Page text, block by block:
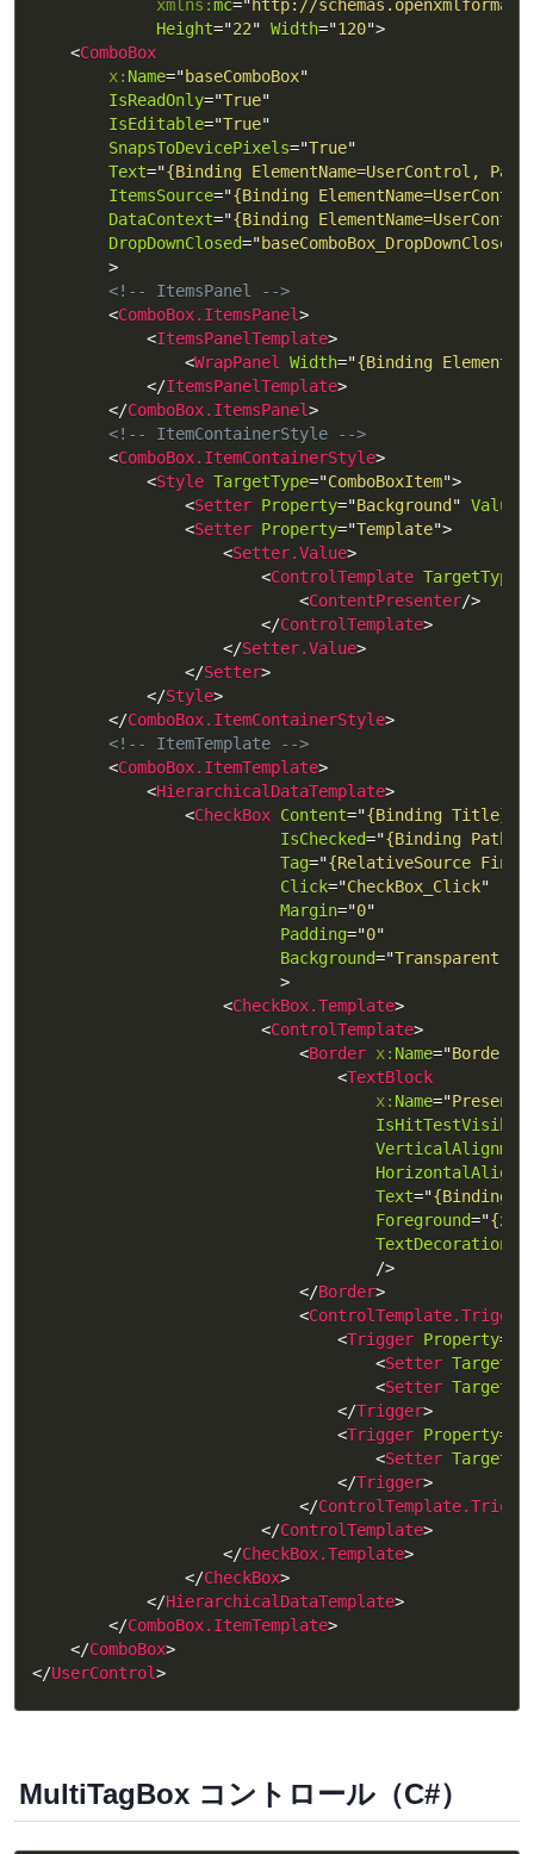
xmlns:mc="http://
Height="22" Width="120">
<ComboBox
x: Name="baseComboBox"
IsReadOnly="True"
IsEditable="True"
SnapsToDevicePixels="True"
Text="{Binding ElementName=UserControl,
ItemsSource="{Binding
DataContext="{Binding
DropDownClosed="baseComboBox_DropDownClosed
>
<!-- ItemsPanel -->
<ComboBox.ItemsPanel>
<ItemsPanelTemplate>
<WrapPanel Width="{Binding
</ItemsPanelTemplate>
</ComboBox.ItemsPanel>
<!-- ItemContainerStyle -->
<ComboBox.ItemContainerStyle>
<Style TargetType="ComboBoxItem">
<Setter Property="Background " Value
<Setter Property="Template">
<Setter.Value>
<ControlTemplate TargetType
<ContentPresenter/>
</ControlTemplate>
</Setter.Value>
</Setter>
</Style>
</ComboBox.ItemContainerStyle>
<!-- ItemTemplate -->
<ComboBox.ItemTemplate>
<HierarchicalDataTemplate>
<CheckBox Content="{Binding Title}
IsChecked="{Binding
Tag="{RelativeSource
Click="CheckBox_Click"
Margin="0"
Padding="0"
Background="Transparent
>
<CheckBox.Template>
<ControlTemplate>
<Border x: Name="Border
<TextBlock
x: Name="
IsHitTestVisible
Text="{Binding
Foreground="
TextDecorations
/>
</Border>
<
<Trigger Property=
<Setter
<Setter
</Trigger>
<Trigger Property=
<Setter
</Trigger>
</
</ControlTemplate>
</CheckBox.Template>
</CheckBox>
</HierarchicalDataTemplate>
</ComboBox.ItemTemplate>
</ComboBox>
</UserControl>
MultiTagBox コントロール（C#）